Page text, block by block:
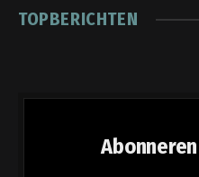
TOPBERICHTEN